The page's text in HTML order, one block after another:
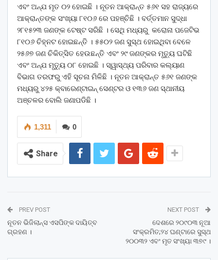
ଏବଂ ଅନ୍ଯ ମୃତ ୦୨ ହୋଇଛି । ନୂତନ ଆକ୍ରାନ୍ତ ୫୬୧ ସହ ରାଜ୍ୟରେ
ଆକ୍ରାନ୍ତଙ୍କ ସଂଖ୍ୟା ୮୧୦୬ ରେ ପହଞ୍ଚିଛି । ବର୍ତ୍ତମାନ ସୁଦ୍ଧା
୨୮୧୫୨୩ ଜଣଙ୍କ ଟେଷ୍ଟ ସରିଛି । ସେଥି ମଧ୍ୟରୁ କରୋନା ପଜେଟିଭ
୮୧୦୬ ଚିହ୍ନଟ ହୋଇଛନ୍ତି । ୫୫୦୨ ଜଣ ସୁସ୍ଥ ହୋଇଥିବା ବେଳେ
୨୫୬୭ ଜଣ ଚିକିତ୍ସିତ ହେଉଛନ୍ତି ଏବଂ ୨୯ ଜଣଙ୍କର ମୃତ୍ୟୁ ଘଟିଛି
ଏବଂ ଅନ୍ଯ ମୃତ୍ୟୁ ୦୮ ହୋଇଛି । ସ୍ୱାସ୍ଥ୍ୟ ପରିବାର କଲ୍ୟାଣ
ବିଭାଗ ତରଫରୁ ଏହି ସୂଚନା ମିଳିଛି । ନୂତନ ଆକ୍ରାନ୍ତ ୫୬୧ ଜଣଙ୍କ
ମଧ୍ୟରୁ ୪୨୫ କ୍ବାରେଣ୍ଟାଇନ୍ ସେଣ୍ଟର ଓ ୧୩୬ ଜଣ ସ୍ଥାନୀୟ
ଅଞ୍ଚଳର ବୋଲି ଜଣାପଡିଛି ।
0
1,311
Share
PREV POST
ନୂତନ ଭିଜିଲାନ୍ସ ଏସପିଙ୍କ ଦାୟିତ୍ବ
ଗ୍ରହଣ ।
NEXT POST
ଦେଶରେ ୨୦୯୦୩ ନୂଆ
ସଂକ୍ରମିତ;୨୪ ଘଣ୍ଟାରେ ସୁସ୍ଥ
୨୦୦୩୨ ଏବଂ ମୃତ ସଂଖ୍ୟା ୩୭୯ ।